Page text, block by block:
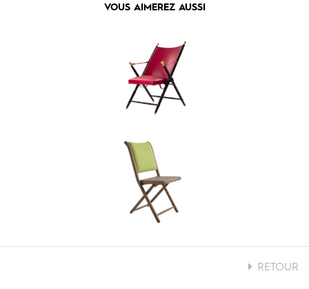
VOUS AIMEREZ AUSSI
RETOUR